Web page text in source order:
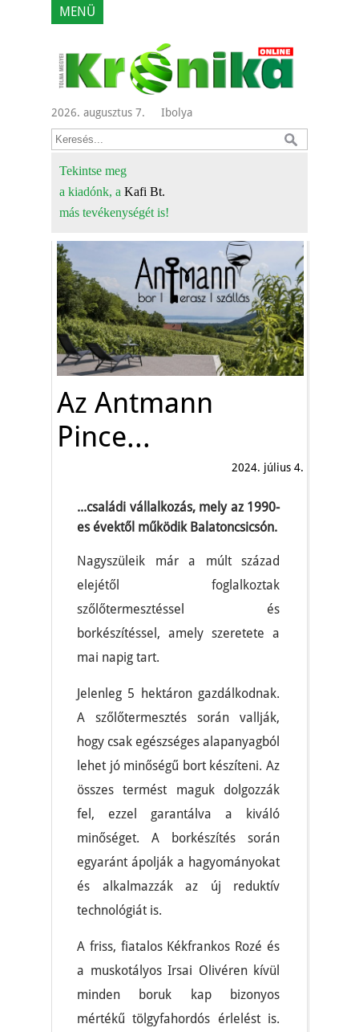
MENÜ
2026. augusztus 7. Ibolya
Tekintse meg
a kiadónk, a Kafi Bt.
más tevékenységét is!
Az Antmann
Pince...
2024. július 4.
...családi vállalkozás, mely az 1990-
es évektől működik Balatoncsicsón.
Nagyszüleik már a múlt század
elejétől foglalkoztak
szőlőtermesztéssel és
borkészítéssel, amely szeretete a
mai napig tart.
Jelenleg 5 hektáron gazdálkodnak.
A szőlőtermesztés során vallják,
hogy csak egészséges alapanyagból
lehet jó minőségű bort készíteni. Az
összes termést maguk dolgozzák
fel, ezzel garantálva a kiváló
minőséget. A borkészítés során
egyaránt ápolják a hagyományokat
és alkalmazzák az új reduktív
technológiát is.
A friss, fiatalos Kékfrankos Rozé és
a muskotályos Irsai Olivéren kívül
minden boruk kap bizonyos
mértékű tölgyfahordós érlelést is.